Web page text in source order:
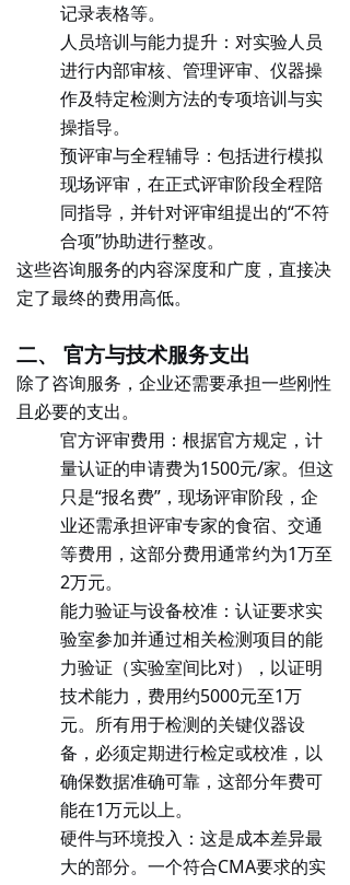
记录表格等。
人员培训与能力提升 ：对实验人员
进行内部审核、管理评审、仪器操
作及特定检测方法的专项培训与实
操指导。
预评审与全程辅导 ：包括进行模拟
现场评审，在正式评审阶段全程陪
同指导，并针对评审组提出的“不符
合项”协助进行整改。
这些咨询服务的内容深度和广度，直接决
定了最终的费用高低。
二、 官方与技术服务支出
除了咨询服务，企业还需要承担一些刚性
且必要的支出。
官方评审费用 ：根据官方规定，计
量认证的申请费为1500元/家。但这
只是“报名费”，现场评审阶段，企
业还需承担评审专家的食宿、交通
等费用 ，这部分费用通常约为1万至
2万元。
能力验证与设备校准 ：认证要求实
验室参加并通过相关检测项目的能
力验证 （实验室间比对），以证明
技术能力，费用约5000元至1万
元。所有用于检测的关键仪器设
备，必须定期进行检定或校准 ，以
确保数据准确可靠，这部分年费可
能在1万元以上。
硬件与环境投入 ：这是成本差异最
大的部分。一个符合CMA要求的实